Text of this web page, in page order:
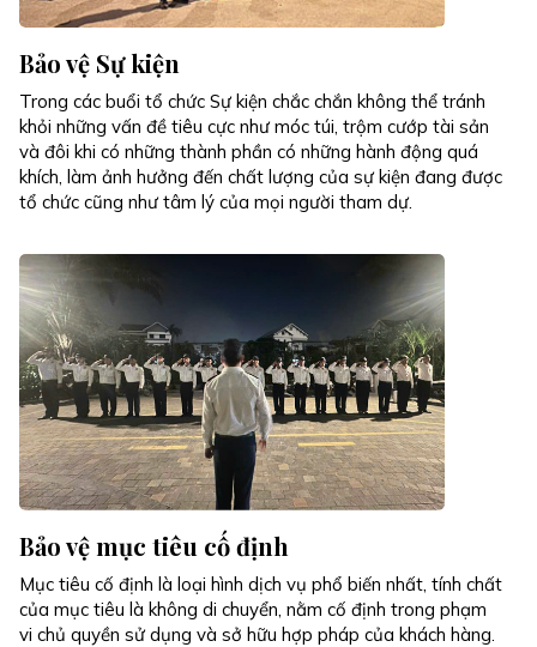
Bảo vệ Sự kiện
Trong các buổi tổ chức Sự kiện chắc chắn không thể tránh
khỏi những vấn đề tiêu cực như móc túi, trộm cướp tài sản
và đôi khi có những thành phần có những hành động quá
khích, làm ảnh hưởng đến chất lượng của sự kiện đang được
tổ chức cũng như tâm lý của mọi người tham dự.
Bảo vệ mục tiêu cố định
Mục tiêu cố định là loại hình dịch vụ phổ biến nhất, tính chất
của mục tiêu là không di chuyển, nằm cố định trong phạm
vi chủ quyền sử dụng và sở hữu hợp pháp của khách hàng.